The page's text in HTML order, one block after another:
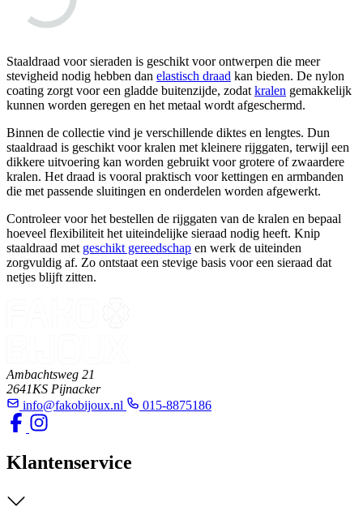
Staaldraad voor sieraden is geschikt voor ontwerpen die meer
stevigheid nodig hebben dan elastisch draad kan bieden. De nylon
coating zorgt voor een gladde buitenzijde, zodat kralen gemakkelijk
kunnen worden geregen en het metaal wordt afgeschermd.
Binnen de collectie vind je verschillende diktes en lengtes. Dun
staaldraad is geschikt voor kralen met kleinere rijggaten, terwijl een
dikkere uitvoering kan worden gebruikt voor grotere of zwaardere
kralen. Het draad is vooral praktisch voor kettingen en armbanden
die met passende sluitingen en onderdelen worden afgewerkt.
Controleer voor het bestellen de rijggaten van de kralen en bepaal
hoeveel flexibiliteit het uiteindelijke sieraad nodig heeft. Knip
staaldraad met geschikt gereedschap en werk de uiteinden
zorgvuldig af. Zo ontstaat een stevige basis voor een sieraad dat
netjes blijft zitten.
Ambachtsweg 21
2641KS Pijnacker
info@fakobijoux.nl
015-8875186
Klantenservice